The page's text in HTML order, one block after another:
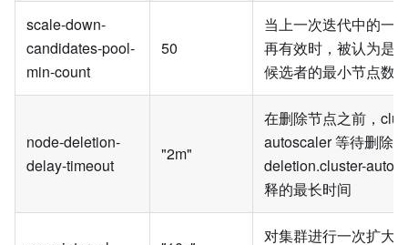
scale-down-
candidates-pool-
min-count
50
当上一次迭代中的一
再有效时，被认为是
候选者的最小节点数
node-deletion-
delay-timeout
"2m"
在删除节点之前，
autoscaler 等待删除
deletion.cluster-
释的最长时间
对集群进行一次扩大